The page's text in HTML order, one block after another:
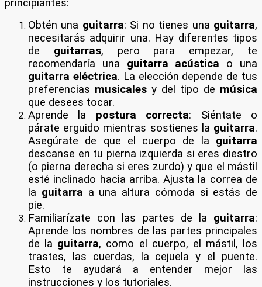
principiantes:
Obtén una guitarra: Si no tienes una guitarra,
necesitarás adquirir una. Hay diferentes tipos
de guitarras, pero para empezar, te
recomendaría una guitarra acústica o una
guitarra eléctrica. La elección depende de tus
preferencias musicales y del tipo de música
que desees tocar.
Aprende la postura correcta: Siéntate o
párate erguido mientras sostienes la guitarra.
Asegúrate de que el cuerpo de la guitarra
descanse en tu pierna izquierda si eres diestro
(o pierna derecha si eres zurdo) y que el mástil
esté inclinado hacia arriba. Ajusta la correa de
la guitarra a una altura cómoda si estás de
pie.
Familiarízate con las partes de la guitarra:
Aprende los nombres de las partes principales
de la guitarra, como el cuerpo, el mástil, los
trastes, las cuerdas, la cejuela y el puente.
Esto te ayudará a entender mejor las
instrucciones y los tutoriales.